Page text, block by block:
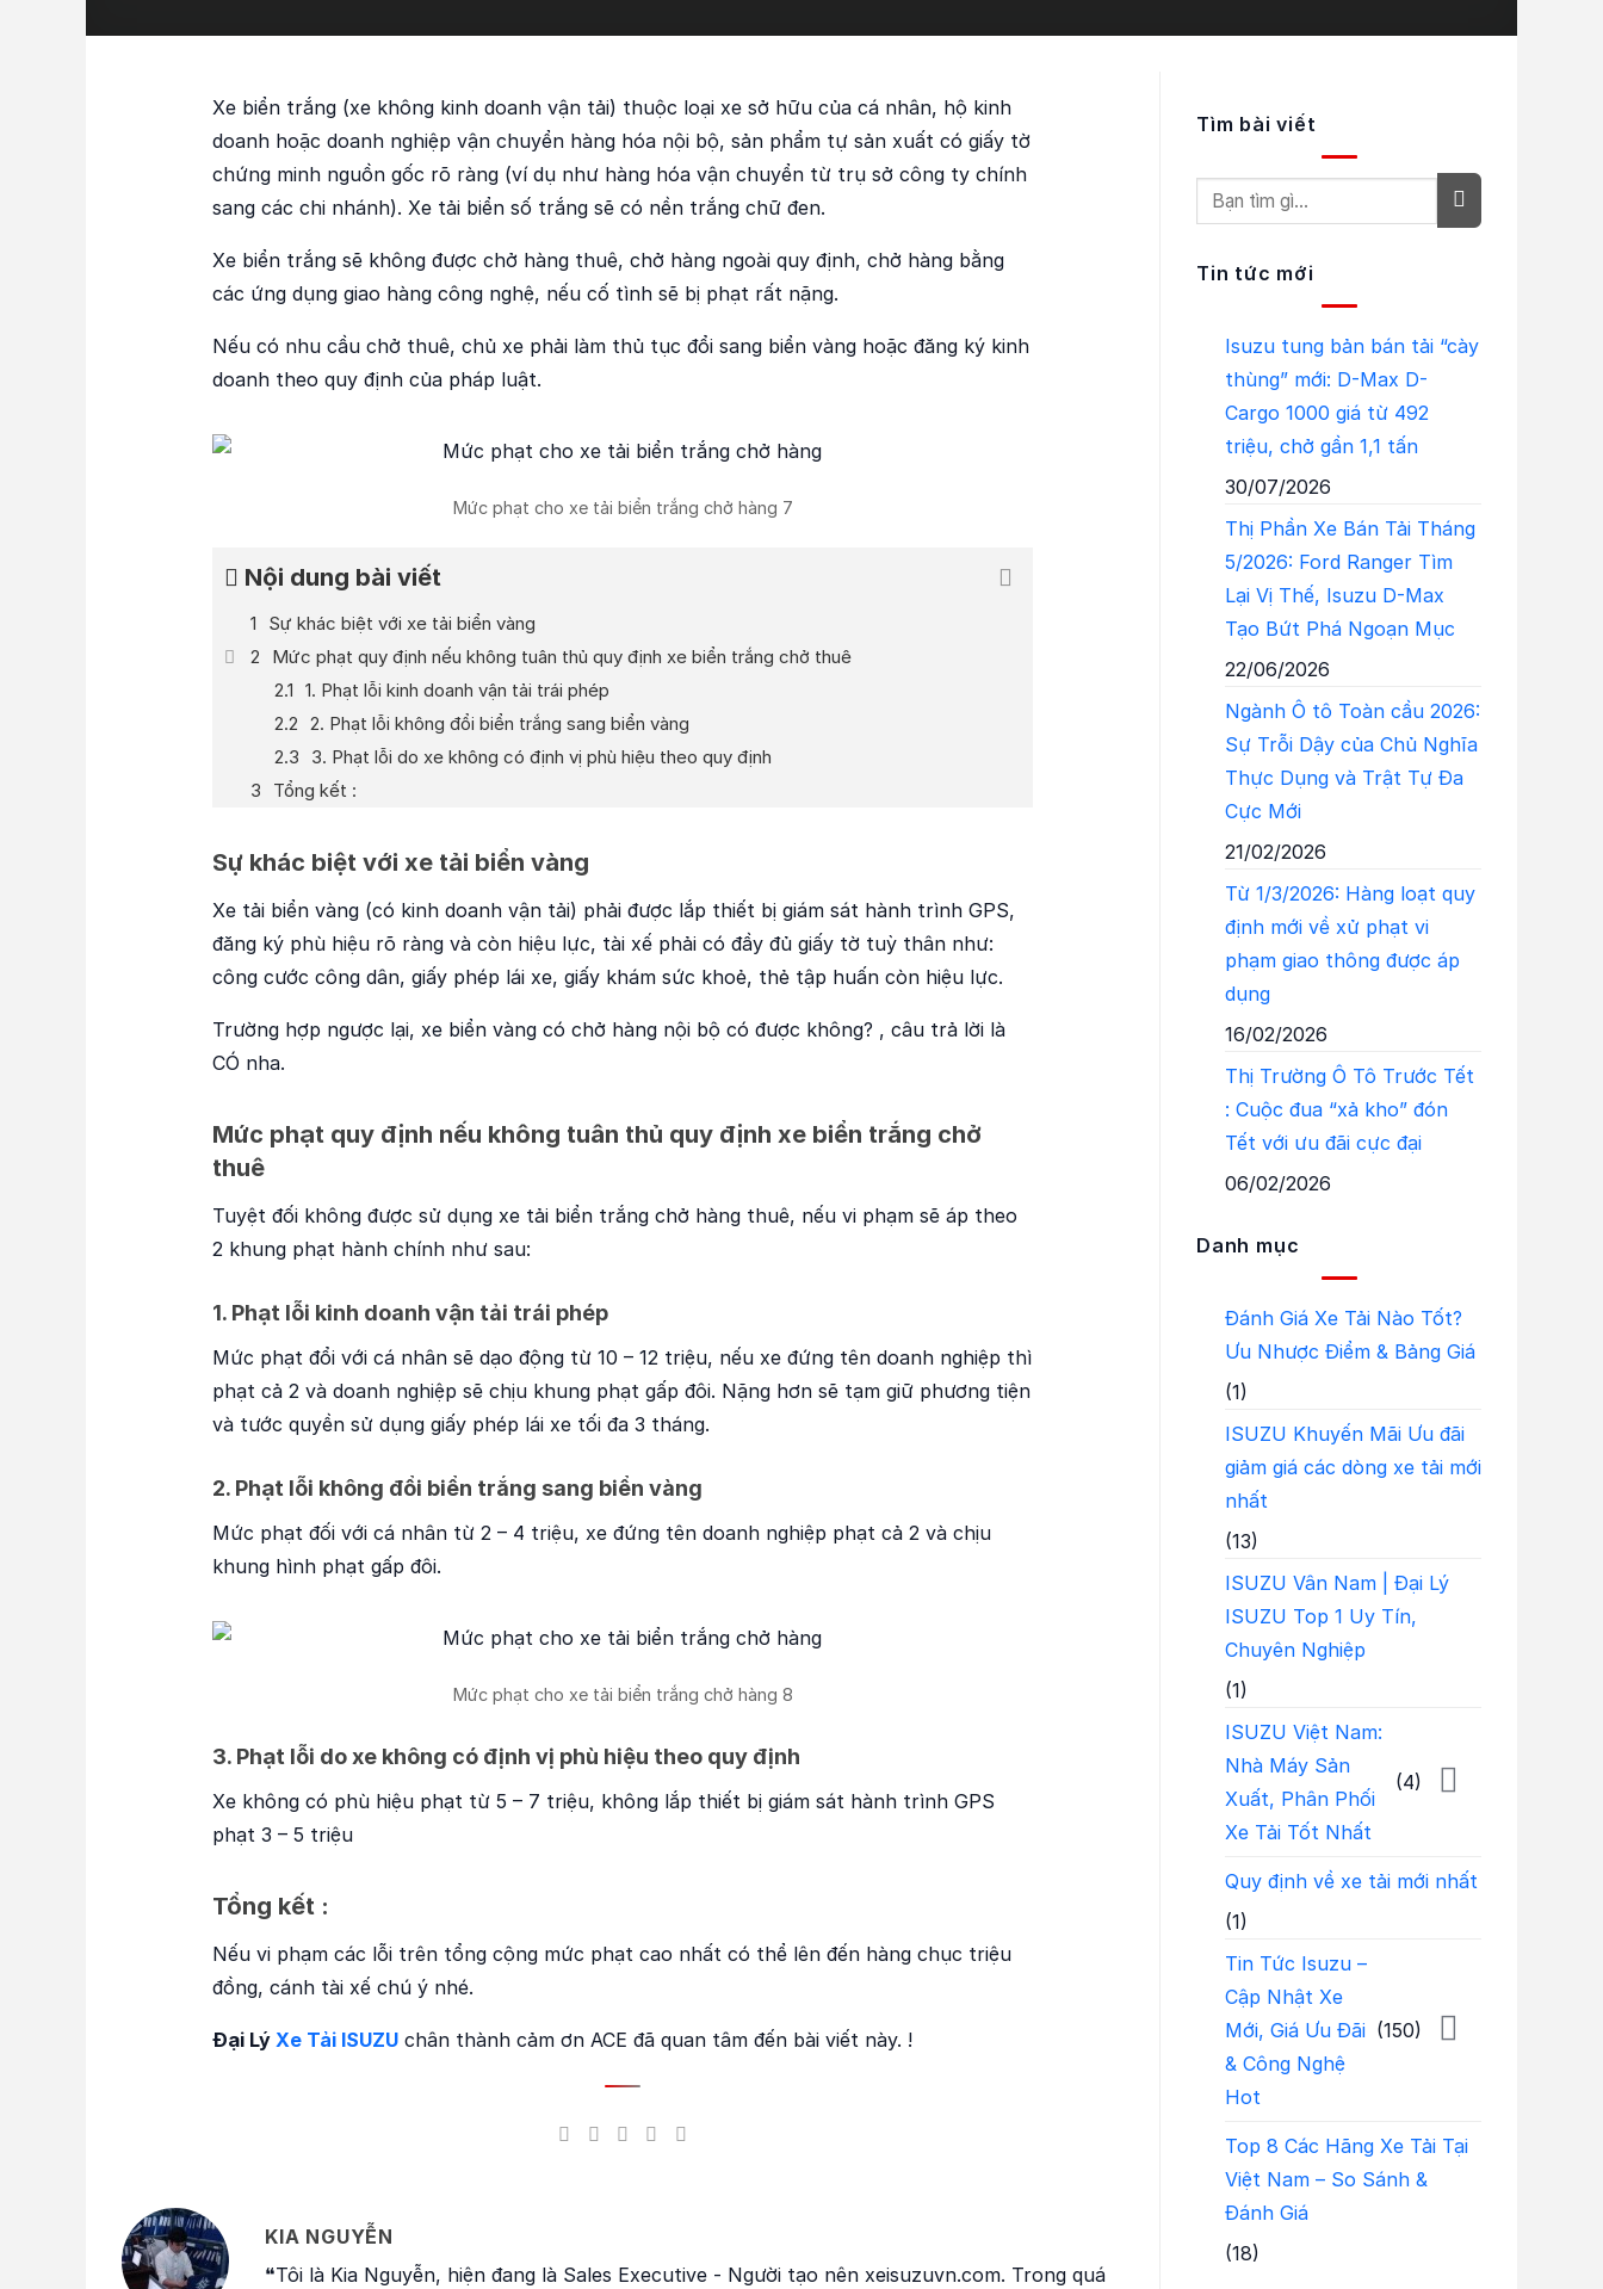
Xe biển trắng (xe không kinh doanh vận tải) thuộc loại xe sở hữu của cá nhân, hộ kinh
doanh hoặc doanh nghiệp vận chuyển hàng hóa nội bộ, sản phẩm tự sản xuất có giấy tờ
chứng minh nguồn gốc rõ ràng (ví dụ như hàng hóa vận chuyển từ trụ sở công ty chính
sang các chi nhánh). Xe tải biển số trắng sẽ có nền trắng chữ đen.
Xe biển trắng sẽ không được chở hàng thuê, chở hàng ngoài quy định, chở hàng bằng
các ứng dụng giao hàng công nghệ, nếu cố tình sẽ bị phạt rất nặng.
Nếu có nhu cầu chở thuê, chủ xe phải làm thủ tục đổi sang biển vàng hoặc đăng ký kinh
doanh theo quy định của pháp luật.
Mức phạt cho xe tải biển trắng chở hàng 7
Nội dung bài viết
Sự khác biệt với xe tải biển vàng
Mức phạt quy định nếu không tuân thủ quy định xe biển trắng chở thuê
1. Phạt lỗi kinh doanh vận tải trái phép
2. Phạt lỗi không đổi biển trắng sang biển vàng
3. Phạt lỗi do xe không có định vị phù hiệu theo quy định
Tổng kết :
Sự khác biệt với xe tải biển vàng
Xe tải biển vàng (có kinh doanh vận tải) phải được lắp thiết bị giám sát hành trình GPS,
đăng ký phù hiệu rõ ràng và còn hiệu lực, tài xế phải có đầy đủ giấy tờ tuỳ thân như:
công cước công dân, giấy phép lái xe, giấy khám sức khoẻ, thẻ tập huấn còn hiệu lực.
Trường hợp ngược lại, xe biển vàng có chở hàng nội bộ có được không? , câu trả lời là
CÓ nha.
Mức phạt quy định nếu không tuân thủ quy định xe biển trắng chở
thuê
Tuyệt đối không được sử dụng xe tải biển trắng chở hàng thuê, nếu vi phạm sẽ áp theo
2 khung phạt hành chính như sau:
1. Phạt lỗi kinh doanh vận tải trái phép
Mức phạt đổi với cá nhân sẽ dạo động từ 10 – 12 triệu, nếu xe đứng tên doanh nghiệp thì
phạt cả 2 và doanh nghiệp sẽ chịu khung phạt gấp đôi. Nặng hơn sẽ tạm giữ phương tiện
và tước quyền sử dụng giấy phép lái xe tối đa 3 tháng.
2. Phạt lỗi không đổi biển trắng sang biển vàng
Mức phạt đối với cá nhân từ 2 – 4 triệu, xe đứng tên doanh nghiệp phạt cả 2 và chịu
khung hình phạt gấp đôi.
Mức phạt cho xe tải biển trắng chở hàng 8
3. Phạt lỗi do xe không có định vị phù hiệu theo quy định
Xe không có phù hiệu phạt từ 5 – 7 triệu, không lắp thiết bị giám sát hành trình GPS
phạt 3 – 5 triệu
Tổng kết :
Nếu vi phạm các lỗi trên tổng cộng mức phạt cao nhất có thể lên đến hàng chục triệu
đồng, cánh tài xế chú ý nhé.
Đại Lý Xe Tải ISUZU chân thành cảm ơn ACE đã quan tâm đến bài viết này. !
KIA NGUYỄN
❝Tôi là Kia Nguyễn, hiện đang là Sales Executive - Người tạo nên xeisuzuvn.com. Trong quá
Tìm bài viết
Tin tức mới
Isuzu tung bản bán tải “cày
thùng” mới: D-Max D-
Cargo 1000 giá từ 492
triệu, chở gần 1,1 tấn
30/07/2026
Thị Phần Xe Bán Tải Tháng
5/2026: Ford Ranger Tìm
Lại Vị Thế, Isuzu D-Max
Tạo Bứt Phá Ngoạn Mục
22/06/2026
Ngành Ô tô Toàn cầu 2026:
Sự Trỗi Dậy của Chủ Nghĩa
Thực Dụng và Trật Tự Đa
Cực Mới
21/02/2026
Từ 1/3/2026: Hàng loạt quy
định mới về xử phạt vi
phạm giao thông được áp
dụng
16/02/2026
Thị Trường Ô Tô Trước Tết
: Cuộc đua “xả kho” đón
Tết với ưu đãi cực đại
06/02/2026
Danh mục
Đánh Giá Xe Tải Nào Tốt?
Ưu Nhược Điểm & Bảng Giá
(1)
ISUZU Khuyến Mãi Ưu đãi
giảm giá các dòng xe tải mới
nhất
(13)
ISUZU Vân Nam | Đại Lý
ISUZU Top 1 Uy Tín,
Chuyên Nghiệp
(1)
ISUZU Việt Nam:
Nhà Máy Sản
Xuất, Phân Phối
Xe Tải Tốt Nhất
(4)
Quy định về xe tải mới nhất
(1)
Tin Tức Isuzu –
Cập Nhật Xe
Mới, Giá Ưu Đãi
& Công Nghệ
Hot
(150)
Top 8 Các Hãng Xe Tải Tại
Việt Nam – So Sánh &
Đánh Giá
(18)